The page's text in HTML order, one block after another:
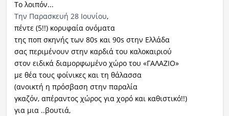
Το λοιπόν...
Την Παρασκευή 28 Ιουνίου,
πέντε (5!!) κορυφαία ονόματα
της ποπ σκηνής των 80s και 90s στην Ελλάδα
σας περιμένουν στην καρδιά του καλοκαιριού
στον ειδικά διαμορφωμένο χώρο του «ΓΑΛΑΖΙΟ»
με θέα τους φοίνικες και τη θάλασσα
(ανοικτή η πρόσβαση στην παραλία
γκαζόν, απέραντος χώρος για χορό και καθιστικό!!)
για μια ..βουτιά,